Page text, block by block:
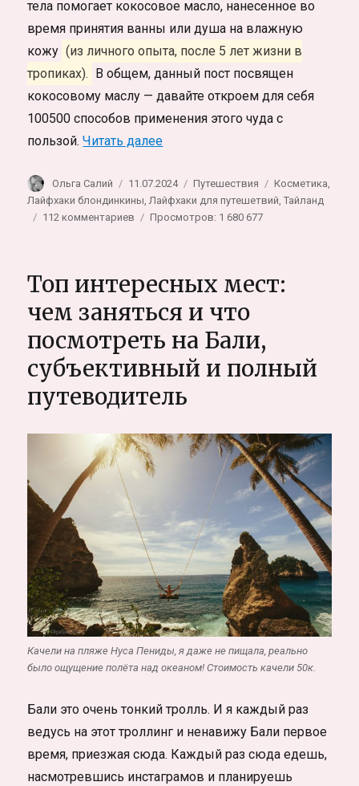
тела помогает кокосовое масло, нанесенное во
время принятия ванны или душа на влажную
кожу (из личного опыта, после 5 лет жизни в
тропиках). В общем, данный пост посвящен
кокосовому маслу — давайте откроем для себя
100500 способов применения этого чуда с
пользой.Читать далее«Кокосовое масло для волос,
Автор
Ольга Салий Опубликовано
11.07.2024 Рубрики
Путешествия Метки
Косметика
Лайфхаки блондинкины,Лайфхаки для путешетвий,Тайланд
112 комментариев
для
волос,
кожи
и
здоровья.
Как
33
секрета
использования
Просмотров: 1 680 677
Топ интересных мест:
чем заняться и что
посмотреть на Бали,
субъективный и полный
путеводитель
Качели на пляже Нуса Пениды, я даже не пищала, реально
было ощущение полёта над океаном! Стоимость качели 50к.
Бали это очень тонкий тролль. И я каждый раз
ведусь на этот троллинг и ненавижу Бали первое
время, приезжая сюда. Каждый раз сюда едешь,
насмотревшись инстаграмов и планируешь